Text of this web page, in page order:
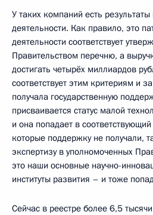
У таких компаний есть результаты
деятельности. Как правило, это
деятельности соответствует
Правительством перечню, а
достигать четырёх миллиардов
соответствует этим критериям и
получала государственную
присваивается статус малой
и она попадает в
которые поддержку не получали,
экспертизу в уполномоченных
это наши основные научно-
институты развития – и тоже
Сейчас в реестре более 6,5